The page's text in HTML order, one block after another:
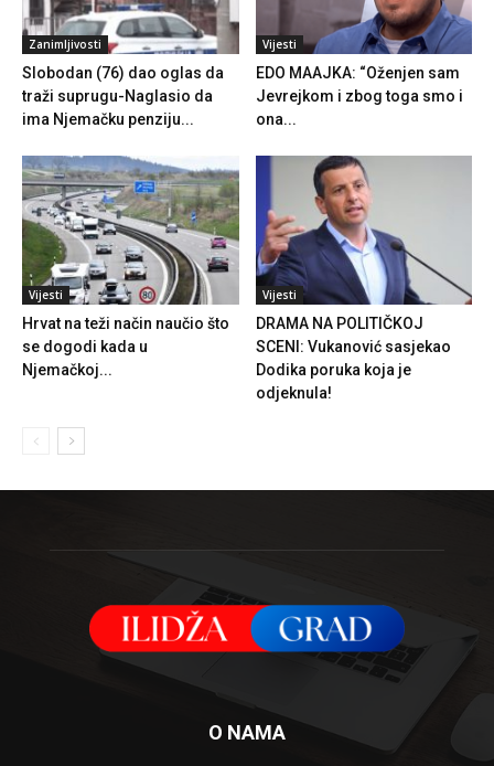
Zanimljivosti
Slobodan (76) dao oglas da
traži suprugu-Naglasio da
ima Njemačku penziju...
Vijesti
EDO MAAJKA: “Oženjen sam
Jevrejkom i zbog toga smo i
ona...
Vijesti
Hrvat na teži način naučio što
se dogodi kada u
Njemačkoj...
Vijesti
DRAMA NA POLITIČKOJ
SCENI: Vukanović sasjekao
Dodika poruka koja je
odjeknula!
O NAMA